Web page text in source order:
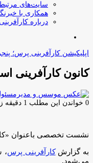
سایت‌های
همکاری با
درباره
اپلیکیشن کارآفرینی پرس؛
کانون کارآفرینی
0 خواندن این مطلب 1 دقیقه زمان میبرد
نشست تخصصی باعنوان
به گزارشکارآفرینی پرس،
می‌شود.